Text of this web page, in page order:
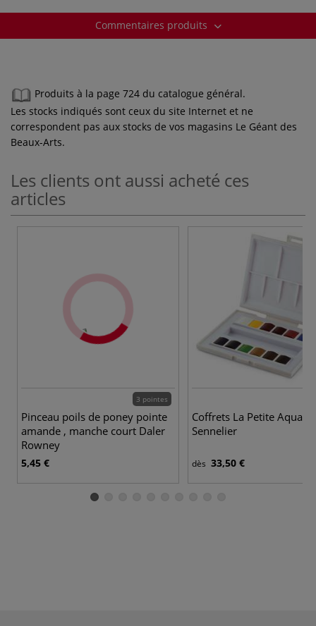
Commentaires produits
Produits à la page 724 du catalogue général.
Les stocks indiqués sont ceux du site Internet et ne
correspondent pas aux stocks de vos magasins Le Géant des
Beaux-Arts.
Les clients ont aussi acheté ces
articles
3 pointes
Pinceau poils de poney pointe
amande , manche court Daler
Rowney
5,45 €
Coffrets La Petite
Sennelier
dès 33,50 €